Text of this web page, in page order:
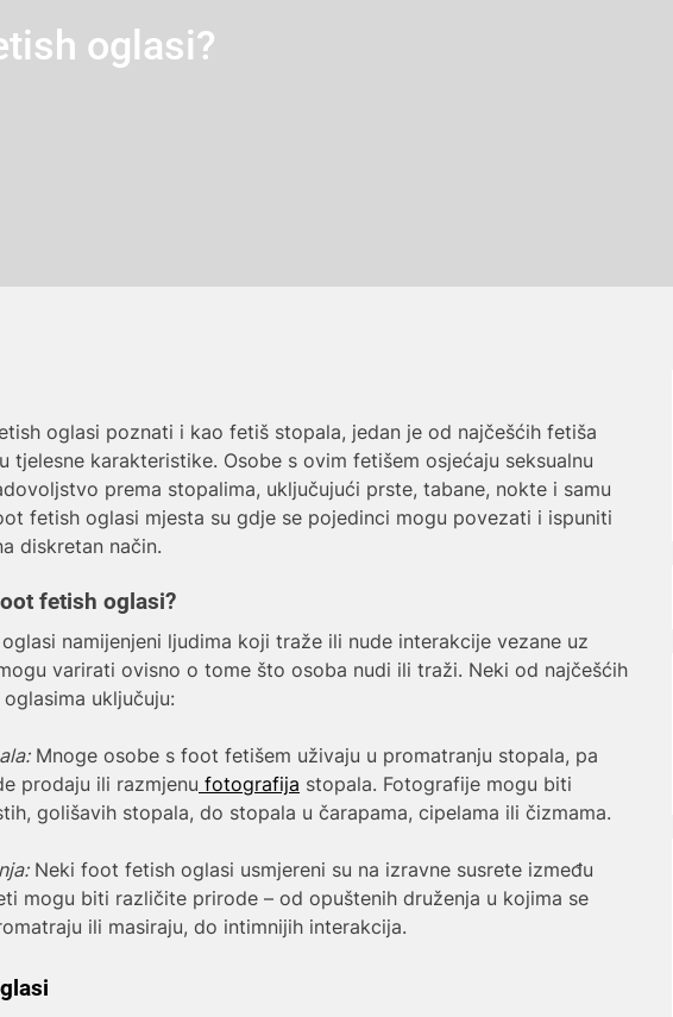
oglasi?
oglasi poznati i kao fetiš stopala, jedan je od najčešćih fetiša
tjelesne karakteristike. Osobe s ovim fetišem osjećaju seksualnu
prema stopalima, uključujući prste, tabane, nokte i samu
fetish oglasi mjesta su gdje se pojedinci mogu povezati i ispuniti
diskretan način.
fetish oglasi?
namijenjeni ljudima koji traže ili nude interakcije vezane uz
varirati ovisno o tome što osoba nudi ili traži. Neki od najčešćih
uključuju:
Mnoge osobe s foot fetišem uživaju u promatranju stopala, pa
prodaju ili razmjenu fotografija stopala. Fotografije mogu biti
golišavih stopala, do stopala u čarapama, cipelama ili čizmama.
Neki foot fetish oglasi usmjereni su na izravne susrete između
mogu biti različite prirode – od opuštenih druženja u kojima se
ili masiraju, do intimnijih interakcija.